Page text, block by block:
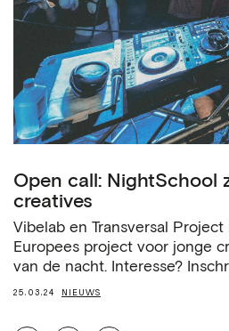
Open call: NightSchool
creatives
Vibelab en Transversal
Europees project voor jonge
van de nacht. Interesse?
25.03.24 NIEUWS